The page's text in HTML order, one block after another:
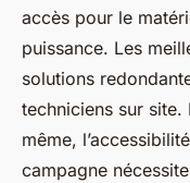
accès pour le
puissance. Les
solutions
techniciens sur
même,
campagne